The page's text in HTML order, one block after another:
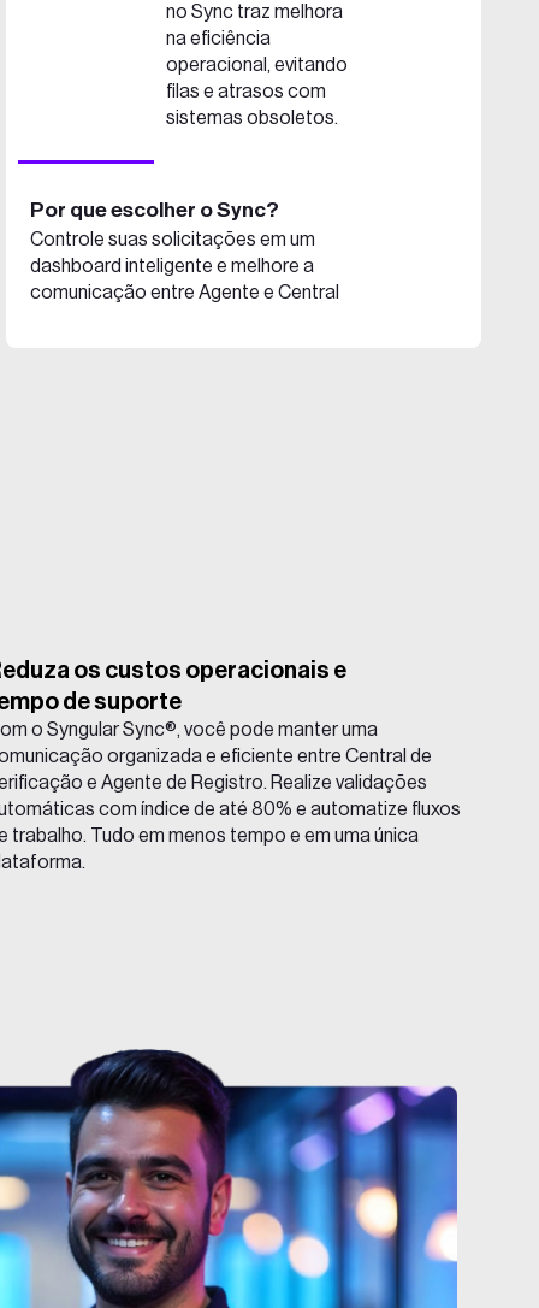
no Sync traz melhora
na eficiência
operacional, evitando
filas e atrasos com
sistemas obsoletos.
Por que escolher o Sync?
Controle suas solicitações em um
dashboard inteligente e melhore a
comunicação entre Agente e Central
os c ustos operacionais e
de suporte
o Syngular Sync®, você pode manter uma
organizada e eficiente entre Central de
e Agente de Registro. Realize validações
com índice de até 80% e automatize fluxos
trabalho. Tudo em menos tempo e em uma única